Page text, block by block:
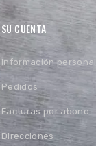
SU CUENTA
Información personal
Pedidos
Facturas por abono
Direcciones